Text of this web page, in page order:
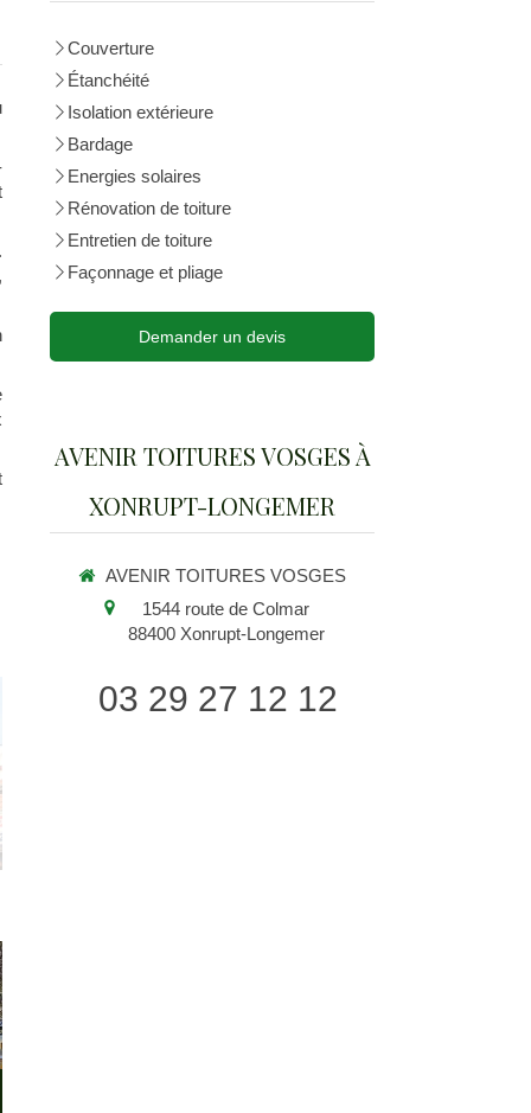
Couverture
Étanchéité
Isolation extérieure
Bardage
Energies solaires
Rénovation de toiture
Entretien de toiture
Façonnage et pliage
Demander un devis
AVENIR TOITURES VOSGES À
XONRUPT-LONGEMER
AVENIR TOITURES VOSGES
1544 route de Colmar
88400 Xonrupt-Longemer
03 29 27 12 12